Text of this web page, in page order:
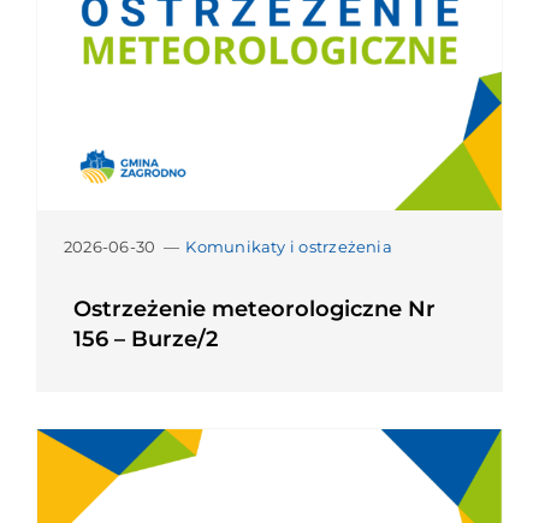
2026-06-30 — Komunikaty i ostrzeżenia
Ostrzeżenie meteorologiczne Nr
156 – Burze/2